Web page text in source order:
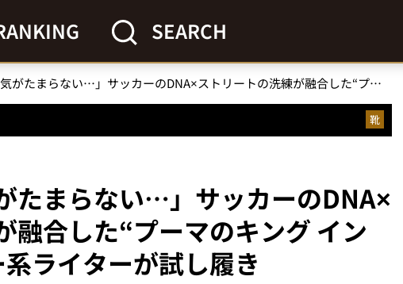
SEARCH
「レトロな雰囲気がたまらない…」サッカーのDNA×ストリートの洗練が融合した“プーマのキング インドア”をスニーカー系ライターが試し履き
靴
たまらない…」サッカーのDNA×
融合した“プーマのキング イン
ライターが試し履き